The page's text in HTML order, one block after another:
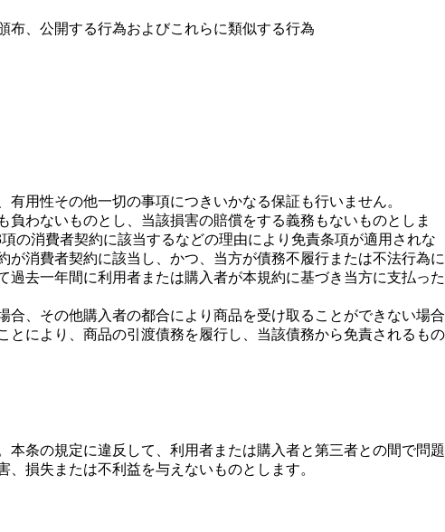
布、公開する行為およびこれらに類似する行為
用性その他一切の事項につきいかなる保証も行いません。
わないものとし、当該損害の賠償をする義務もないものとしま
の消費者契約に該当するなどの理由により免責条項が適用されな
消費者契約に該当し、かつ、当方が債務不履行または不法行為に
去一年間に利用者または購入者が本規約に基づき当方に支払った
、その他購入者の都合により商品を受け取ることができない場合
により、商品の引渡債務を履行し、当該債務から免責されるもの
条の規定に違反して、利用者または購入者と第三者との間で問題
損失または不利益を与えないものとします。